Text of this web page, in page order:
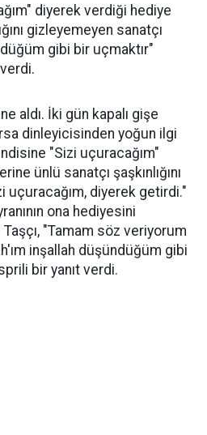
diyerek verdiği hediye
gizleyemeyen sanatçı
gibi bir uçmaktır"
aldı. İki gün kapalı gişe
dinleyicisinden yoğun ilgi
"Sizi uçuracağım"
ünlü sanatçı şaşkınlığını
uçuracağım, diyerek getirdi."
ona hediyesini
"Tamam söz veriyorum
inşallah düşündüğüm gibi
bir yanıt verdi.